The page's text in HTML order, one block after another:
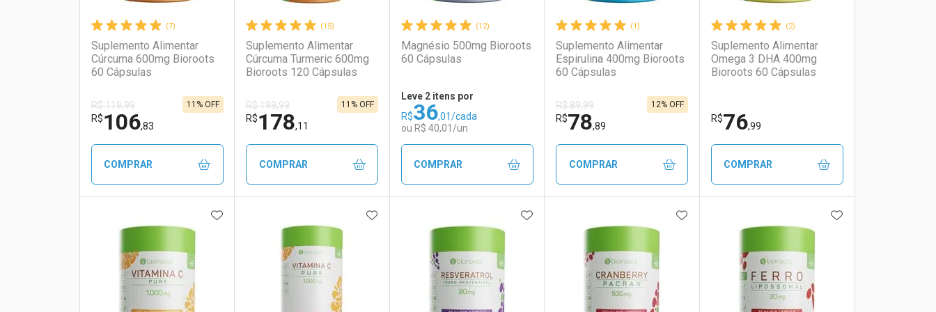
(7)
Suplemento Alimentar
Cúrcuma 600mg Bioroots
60 Cápsulas
R$ 119,99
R$106,83
11% OFF
COMPRAR
Laboratório
Por Menos
(15)
Suplemento Alimentar
Cúrcuma Turmeric 600mg
Bioroots 120 Cápsulas
R$ 199,99
R$178,11
11% OFF
COMPRAR
Laboratório
Por Menos
(12)
Magnésio 500mg Bioroots
60 Cápsulas
Leve 2 itens por
R$36,01/cada
ou R$ 40,01/un
COMPRAR
Laboratório
Por Menos
(1)
Suplemento Alimentar
Espirulina 400mg Bioroots
60 Cápsulas
R$ 89,99
R$78,89
12% OFF
COMPRAR
Laboratório
Por Menos
(2)
Suplemento Alimentar
Omega 3 DHA 400mg
Bioroots 60 Cápsulas
R$76,99
COMPRAR
Laboratório
Por Menos
ADICIONAR AOS FAVORITOSADICIONAR AOS FAVORITOSADICIONAR AOS FAVORITOSADICIONAR AOS FAVORITOSADICIONAR AOS